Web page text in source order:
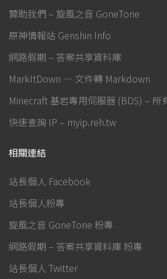
贊助我們 – 旋風之音 GoneTone
原神情報站 Genshin Info
網路假期 – 答案共享資料庫
MarkItDown — 文件轉 Markdown
Minecraft 基岩專用伺服器 (BDS) – 所
快速查詢 IP – myip.reh.tw
相關連結
站長個人 Facebook
站長個人粉專
旋風之音 GoneTone 粉專
網路假期 – 答案共享資料庫 粉專
站長個人 Twitter